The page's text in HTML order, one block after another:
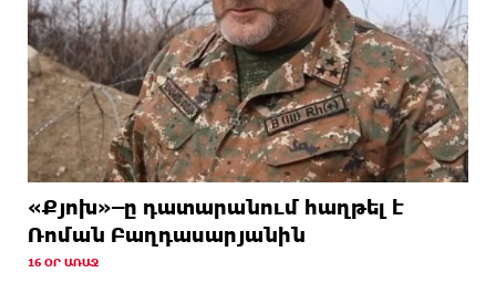
«Քյոխ»–ը դատարանում հաղթել է
Ռոման Բաղդասարյանին
16 ՕՐ ԱՌԱՋ